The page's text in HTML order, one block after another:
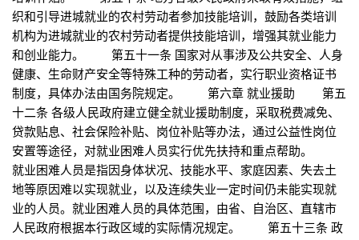
织和引导进城就业的农村劳动者参加技能培训，鼓励各类培训
机构为进城就业的农村劳动者提供技能培训，增强其就业能力
和创业能力。 第五十一条 国家对从事涉及公共安全、人身
健康、生命财产安全等特殊工种的劳动者，实行职业资格证书
制度，具体办法由国务院规定。 第六章 就业援助 第五
十二条 各级人民政府建立健全就业援助制度，采取税费减免、
贷款贴息、社会保险补贴、岗位补贴等办法，通过公益性岗位
安置等途径，对就业困难人员实行优先扶持和重点帮助。
就业困难人员是指因身体状况、技能水平、家庭因素、失去土
地等原因难以实现就业，以及连续失业一定时间仍未能实现就
业的人员。就业困难人员的具体范围，由省、自治区、直辖市
人民政府根据本行政区域的实际情况规定。 第五十三条 政